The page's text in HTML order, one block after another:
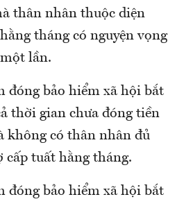
thân nhân thuộc diện
tháng có nguyện vọng
lần.
đóng bảo hiểm xã hội bắt
thời gian chưa đóng tiền
không có thân nhân đủ
cấp tuất hằng tháng.
đóng bảo hiểm xã hội bắt